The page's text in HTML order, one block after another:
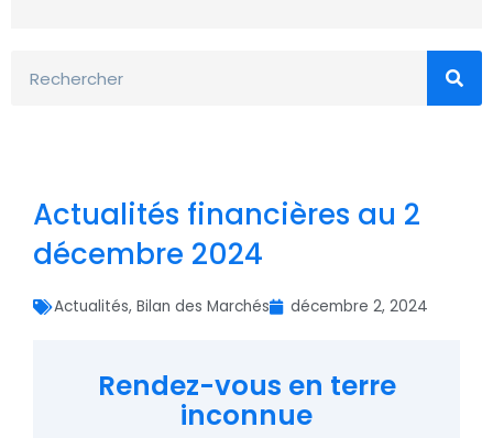
Actualités financières au 2
décembre 2024
Actualités, Bilan des Marchés décembre 2, 2024
Rendez-vous en terre
inconnue